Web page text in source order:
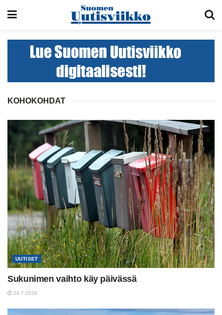
KOHOKOHDAT
UUTISET
Sukunimen vaihto käy päivässä
24.7.2026